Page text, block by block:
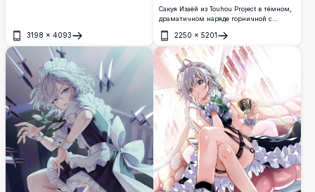
3198 × 4093
Открыть
Сакуя Изаёй из Touhou Project в тёмном,
драматичном наряде горничной с
ножами и карманными часами.
Высококачественные аниме-обои в
разрешении 4K с потрясающей
детализацией и атмосферным
освещением.
2250 × 5201
Открыть